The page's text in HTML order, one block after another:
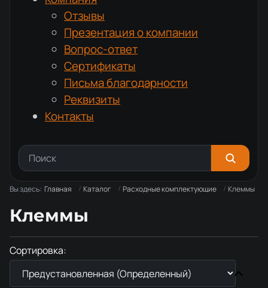
Отзывы
Презентация о компании
Вопрос-ответ
Сертификаты
Письма благодарности
Реквизиты
Контакты
Вы здесь: Главная Каталог Расходные комплектующие Клеммы
Клеммы
Сортировка: